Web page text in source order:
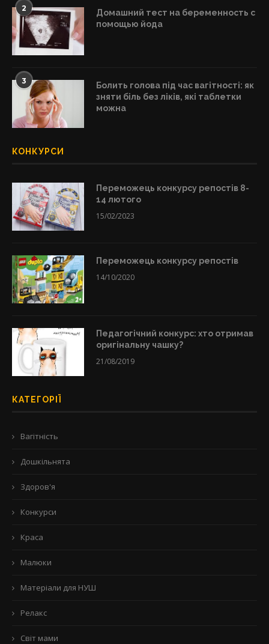
2
Домашний тест на беременность с
помощью йода
3
Болить голова під час вагітності: як
зняти біль без ліків, які таблетки
можна
КОНКУРСИ
Переможець конкурсу репостів 8-
14 лютого
15/02/2023
Переможець конкурсу репостів
14/10/2020
Педагогічний конкурс: хто отримав
оригінальну чашку?
21/08/2019
КАТЕГОРІЇ
Вагітність
Дошкільнята
Здоров'я
Конкурси
Краса
Малюки
Матеріали для НУШ
Релакс
Світ мами